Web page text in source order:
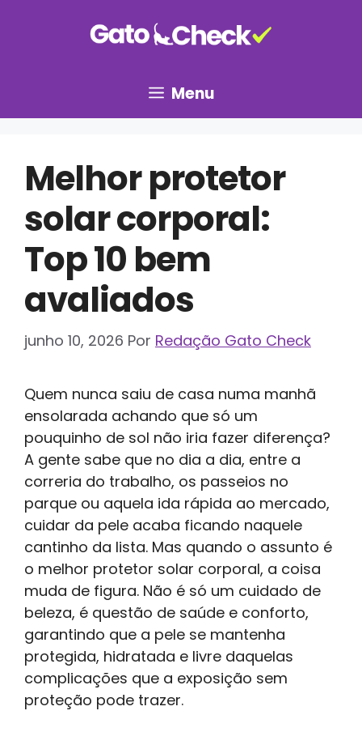
Menu
Melhor protetor
solar corporal:
Top 10 bem
avaliados
junho 10, 2026 Por Redação Gato Check
Quem nunca saiu de casa numa manhã
ensolarada achando que só um
pouquinho de sol não iria fazer diferença?
A gente sabe que no dia a dia, entre a
correria do trabalho, os passeios no
parque ou aquela ida rápida ao mercado,
cuidar da pele acaba ficando naquele
cantinho da lista. Mas quando o assunto é
o melhor protetor solar corporal, a coisa
muda de figura. Não é só um cuidado de
beleza, é questão de saúde e conforto,
garantindo que a pele se mantenha
protegida, hidratada e livre daquelas
complicações que a exposição sem
proteção pode trazer.